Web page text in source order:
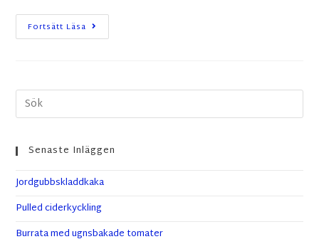
Fortsätt Läsa
Senaste Inläggen
Jordgubbskladdkaka
Pulled ciderkyckling
Burrata med ugnsbakade tomater